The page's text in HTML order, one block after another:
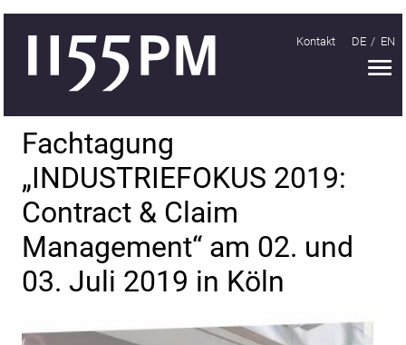
Kontakt DE EN
Fachtagung
„INDUSTRIEFOKUS 2019:
Contract & Claim
Management“ am 02. und
03. Juli 2019 in Köln
Handeln
Organisieren
Lernen
Treffen
INDUSTRIEFOKUS
2018
2019